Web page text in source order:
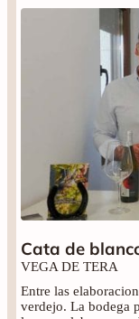
y Vega de Tera
Cuñarro y Miguel
Cata de
VEGA DE TERA
Entre las
verdejo. La bodega